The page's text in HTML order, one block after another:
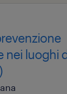
nei luoghi